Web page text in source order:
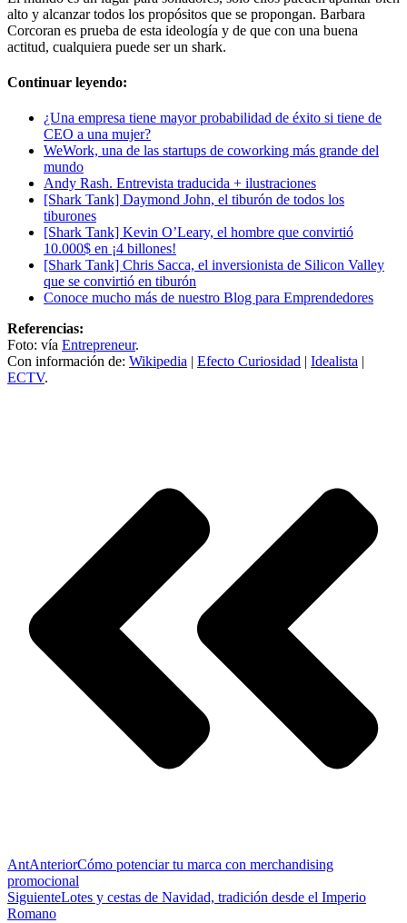
alto y alcanzar todos los propósitos que se propongan. Barbara
Corcoran es prueba de esta ideología y de que con una buena
actitud, cualquiera puede ser un shark.
Continuar leyendo:
¿Una empresa tiene mayor probabilidad de éxito si tiene de
CEO a una mujer?
WeWork, una de las startups de coworking más grande del
mundo
Andy Rash. Entrevista traducida + ilustraciones
[Shark Tank] Daymond John, el tiburón de todos los
tiburones
[Shark Tank] Kevin O’Leary, el hombre que convirtió
10.000$ en ¡4 billones!
[Shark Tank] Chris Sacca, el inversionista de Silicon Valley
que se convirtió en tiburón
Conoce mucho más de nuestro Blog para Emprendedores
Referencias:
Foto: vía Entrepreneur.
Con información de: Wikipedia | Efecto Curiosidad | Idealista |
ECTV.
AntAnteriorCómo potenciar tu marca con merchandising
promocional
SiguienteLotes y cestas de Navidad, tradición desde el Imperio
Romano